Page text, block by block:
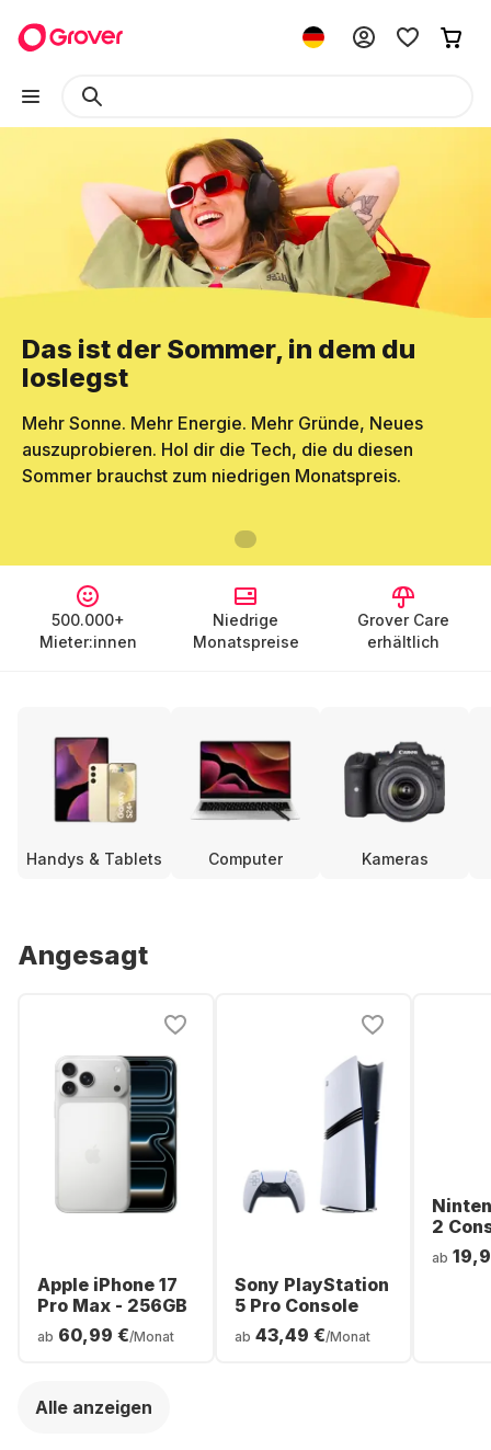
Das ist der Sommer, in dem du
loslegst
Mehr Sonne. Mehr Energie. Mehr Gründe, Neues
auszuprobieren. Hol dir die Tech, die du diesen
Sommer brauchst zum niedrigen Monatspreis.
500.000+
Mieter:innen
Niedrige
Monatspreise
Grover Care
erhältlich
Handys & Tablets Computer Kameras
Angesagt
Apple iPhone 17
Pro Max - 256GB
ab 60,99 €/Monat
Sony PlayStation
5 Pro Console
ab 43,49 €/Monat
2
ab
Alle anzeigen